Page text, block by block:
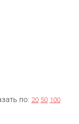
по: 20 50 100